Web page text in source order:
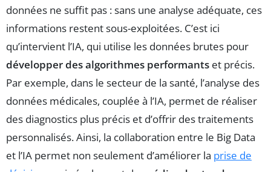
données ne suffit pas : sans une analyse adéquate, ces
informations restent sous-exploitées. C’est ici
qu’intervient l’IA, qui utilise les données brutes pour
développer des algorithmes performants et précis.
Par exemple, dans le secteur de la santé, l’analyse des
données médicales, couplée à l’IA, permet de réaliser
des diagnostics plus précis et d’offrir des traitements
personnalisés. Ainsi, la collaboration entre le Big Data
et l’IA permet non seulement d’améliorer la prise de